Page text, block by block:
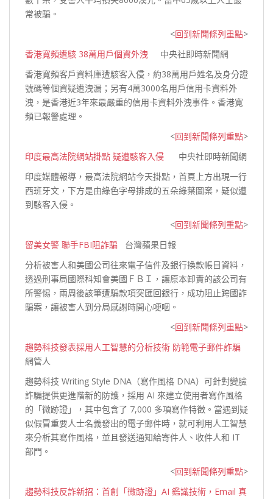
常被騙。
<回到新聞條列重點>
香港寬頻遭駭 38萬用戶個資外洩 中央社即時新聞網
香港寬頻客戶資料庫遭駭客入侵，約38萬用戶姓名及身分證
號碼等個資疑遭洩漏；另有4萬3000名用戶信用卡資料外
洩，是香港近3年來最嚴重的信用卡資料外洩事件。香港寬
頻已報警處理。
<回到新聞條列重點>
印度最高法院網站掛點 疑遭駭客入侵 中央社即時新聞網
印度媒體報導，最高法院網站今天掛點，首頁上方出現一行
西班牙文，下方是由綠色字母排成的五朵綠葉圖案，疑似遭
到駭客入侵。
<回到新聞條列重點>
留美女警 聯手FBI阻詐騙 台灣蘋果日報
分析被害人和美國公司往來電子信件及銀行換款帳目資料，
透過刑事局國際科知會美國ＦＢＩ，讓原本卸責的該公司有
所警惕，兩周後該筆遭騙款項突匯回銀行，成功阻止跨國詐
騙案，讓被害人到分局感謝時開心哽咽。
<回到新聞條列重點>
趨勢科技發表採用人工智慧的分析技術 防範電子郵件詐騙
網管人
趨勢科技 Writing Style DNA（寫作風格 DNA）可針對變臉
詐騙提供更進階新的防護，採用 AI 來建立使用者寫作風格
的「微跡證」，其中包含了 7,000 多項寫作特徵。當遇到疑
似假冒重要人士名義發出的電子郵件時，就可利用人工智慧
來分析其寫作風格，並且發送通知給寄件人、收件人和 IT
部門。
<回到新聞條列重點>
趨勢科技反詐新招：首創「微跡證」AI 鑑識技術，Email 真